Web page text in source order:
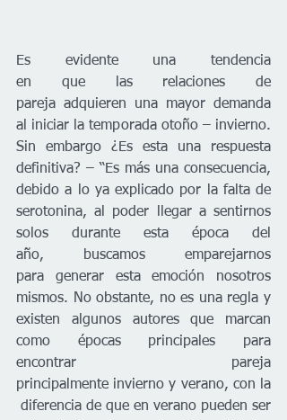
Es evidente una tendencia
en que las relaciones de
pareja adquieren una mayor demanda
al iniciar la temporada otoño – invierno.
Sin embargo ¿Es esta una respuesta
definitiva? – “Es más una consecuencia,
debido a lo ya explicado por la falta de
serotonina, al poder llegar a sentirnos
solos durante esta época del
año, buscamos emparejarnos
para generar esta emoción nosotros
mismos. No obstante, no es una regla y
existen algunos autores que marcan
como épocas principales para
encontrar pareja
principalmente invierno y verano, con la
diferencia de que en verano pueden ser